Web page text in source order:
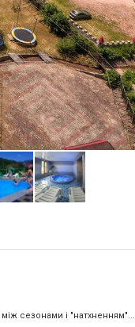
сезонами і "натхненням"...